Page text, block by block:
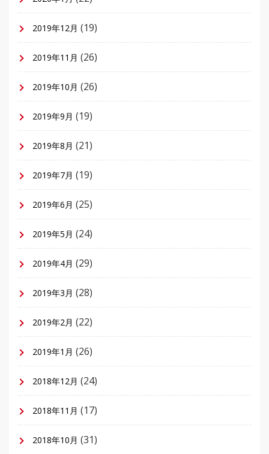
2019年12月 (19)
2019年11月 (26)
2019年10月 (26)
2019年9月 (19)
2019年8月 (21)
2019年7月 (19)
2019年6月 (25)
2019年5月 (24)
2019年4月 (29)
2019年3月 (28)
2019年2月 (22)
2019年1月 (26)
2018年12月 (24)
2018年11月 (17)
2018年10月 (31)